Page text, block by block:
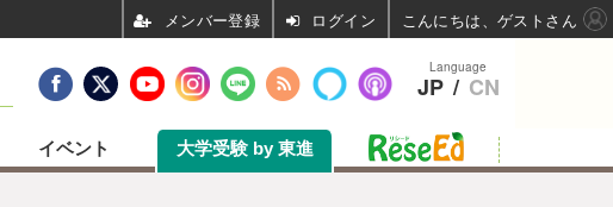
イベント 大学受験 by 東進
Language
JP / CN
ログイン こんにちは、ゲストさん